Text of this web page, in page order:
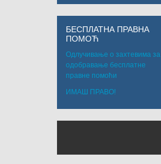
БЕСПЛАТНА ПРАВНА
ПОМОЋ
Одлучивање о захтевима за
одобравање бесплатне
правне помоћи
ИМАШ ПРАВО!